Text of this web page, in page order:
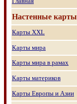
Настенные карты
Карты XXL
Карты мира
Карты мира в рамах
Карты материков
Карты Европы и Азии